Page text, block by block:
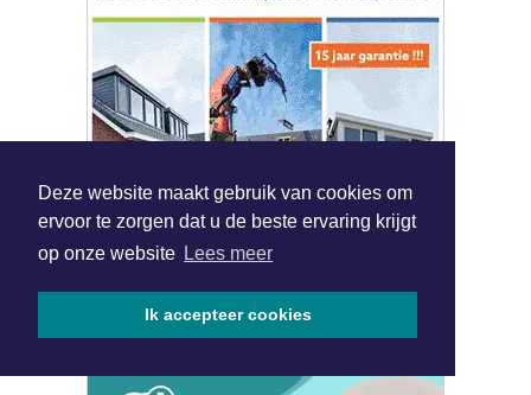
Deze website maakt gebruik van cookies om
ervoor te zorgen dat u de beste ervaring krijgt
op onze website Lees meer
Ik accepteer cookies